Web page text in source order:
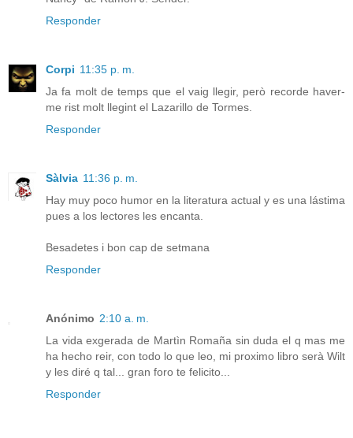
Responder
Corpi 11:35 p. m.
Ja fa molt de temps que el vaig llegir, però recorde haver-
me rist molt llegint el Lazarillo de Tormes.
Responder
Sàlvia 11:36 p. m.
Hay muy poco humor en la literatura actual y es una lástima
pues a los lectores les encanta.
Besadetes i bon cap de setmana
Responder
Anónimo 2:10 a. m.
La vida exgerada de Martìn Romaña sin duda el q mas me
ha hecho reir, con todo lo que leo, mi proximo libro serà Wilt
y les diré q tal... gran foro te felicito...
Responder